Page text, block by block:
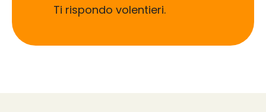
Ti rispondo volentieri.